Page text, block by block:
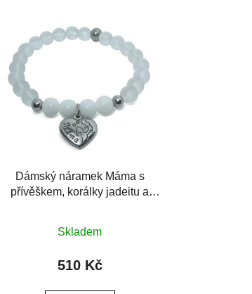
Dámský náramek Máma s
přívěškem, korálky jadeitu a
hodnocení
produktu
Skladem
510 Kč